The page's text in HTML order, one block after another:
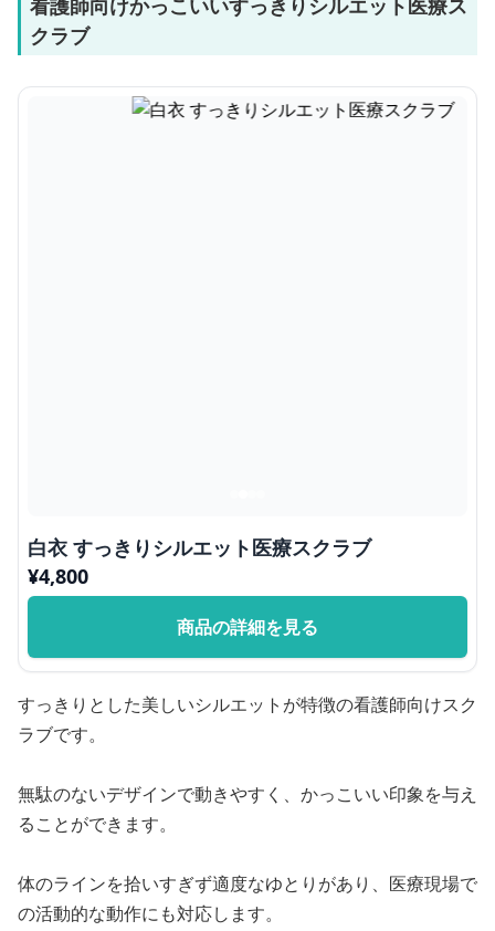
看護師向けかっこいいすっきりシルエット医療ス
クラブ
白衣 すっきりシルエット医療スクラブ
¥4,800
商品の詳細を見る
すっきりとした美しいシルエットが特徴の看護師向けスク
ラブです。
無駄のないデザインで動きやすく、かっこいい印象を与え
ることができます。
体のラインを拾いすぎず適度なゆとりがあり、医療現場で
の活動的な動作にも対応します。